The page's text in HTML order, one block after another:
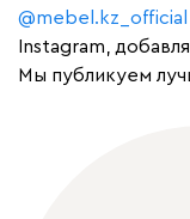
@mebel.kz_official
Instagram,
Мы публикуем